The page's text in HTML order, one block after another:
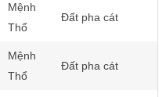
Mệnh
Thổ
Đất pha cát
Mệnh
Thổ
Đất pha cát